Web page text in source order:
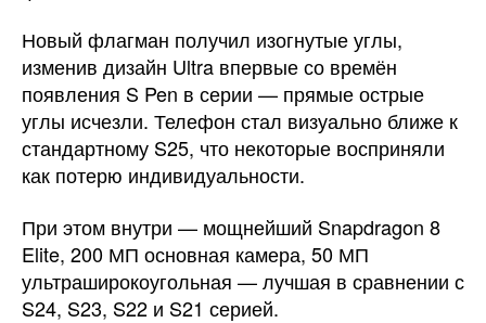
Новый флагман получил изогнутые углы,
изменив дизайн Ultra впервые со времён
появления S Pen в серии — прямые острые
углы исчезли. Телефон стал визуально ближе к
стандартному S25, что некоторые восприняли
как потерю индивидуальности.
При этом внутри — мощнейший Snapdragon 8
Elite, 200 МП основная камера, 50 МП
ультраширокоугольная — лучшая в сравнении с
S24, S23, S22 и S21 серией.